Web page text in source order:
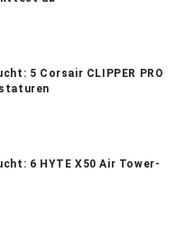
5 Corsair CLIPPER PRO
6 HYTE X50 Air Tower-